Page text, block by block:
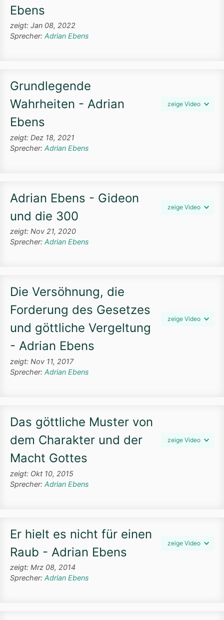
Ebens
zeigt: Jan 08, 2022
Sprecher: Adrian Ebens
Grundlegende
Wahrheiten - Adrian
Ebens
zeige Video
zeigt: Dez 18, 2021
Sprecher: Adrian Ebens
Adrian Ebens - Gideon
und die 300
zeige Video
zeigt: Nov 21, 2020
Sprecher: Adrian Ebens
Die Versöhnung, die
Forderung des Gesetzes
und göttliche Vergeltung
- Adrian Ebens
zeige Video
zeigt: Nov 11, 2017
Sprecher: Adrian Ebens
Das göttliche Muster von
dem Charakter und der
Macht Gottes
zeige Video
zeigt: Okt 10, 2015
Sprecher: Adrian Ebens
Er hielt es nicht für einen
Raub - Adrian Ebens
zeige Video
zeigt: Mrz 08, 2014
Sprecher: Adrian Ebens